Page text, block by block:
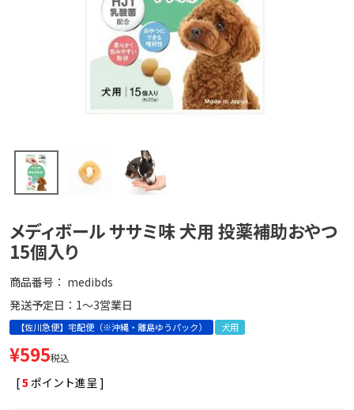
メディボール ササミ味 犬用 投薬補助おやつ
15個入り
商品番号
medibds
発送予定日：1～3営業日
【佐川急便】宅配便（※沖縄・離島ゆうパック） 犬用
¥595税込
[5 ポイント進呈 ]